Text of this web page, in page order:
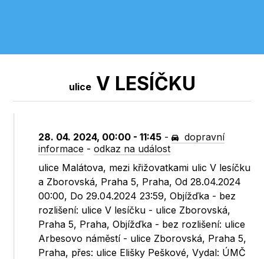
uliceV LESÍČKU
28. 04. 2024, 00:00 - 11:45 -
dopravní
informace -odkaz na událost
ulice Malátova, mezi křižovatkami ulic V lesíčku
a Zborovská, Praha 5, Praha, Od 28.04.2024
00:00, Do 29.04.2024 23:59, Objížďka - bez
rozlišení: ulice V lesíčku - ulice Zborovská,
Praha 5, Praha, Objížďka - bez rozlišení: ulice
Arbesovo náměstí - ulice Zborovská, Praha 5,
Praha, přes: ulice Elišky Peškové, Vydal: ÚMČ